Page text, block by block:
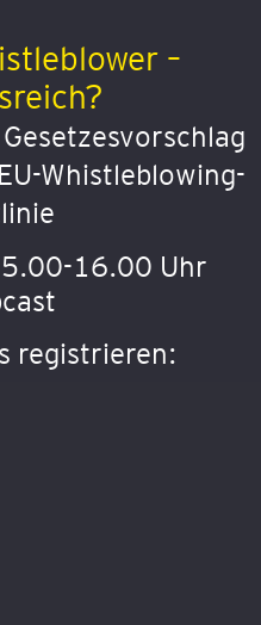
–
Whistleblowing-
16.00 Uhr
registrieren: